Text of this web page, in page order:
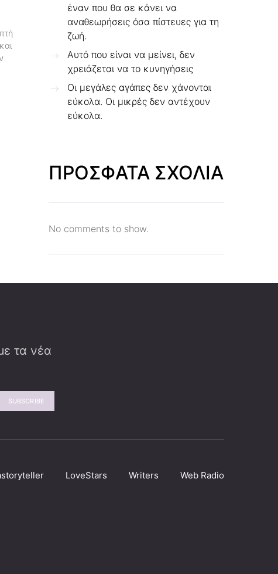
έναν που θα σε κάνει να
αναθεωρήσεις όσα πίστευες για τη
ζωή.
Αυτό που είναι να μείνει, δεν
χρειάζεται να το κυνηγήσεις
Οι μεγάλες αγάπες δεν χάνονται
εύκολα. Οι μικρές δεν αντέχουν
εύκολα.
ΠΡΟΣΦΑΤΑ ΣΧΟΛΙΑ
No comments to show.
τα νέα
SUBSCRIBE
LoveStars Writers Web Radio